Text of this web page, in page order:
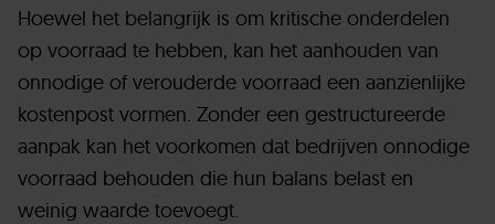
Hoewel het belangrijk is om kritische onderdelen
op voorraad te hebben, kan het aanhouden van
onnodige of verouderde voorraad een aanzienlijke
kostenpost vormen. Zonder een gestructureerde
aanpak kan het voorkomen dat bedrijven onnodige
voorraad behouden die hun balans belast en
weinig waarde toevoegt.